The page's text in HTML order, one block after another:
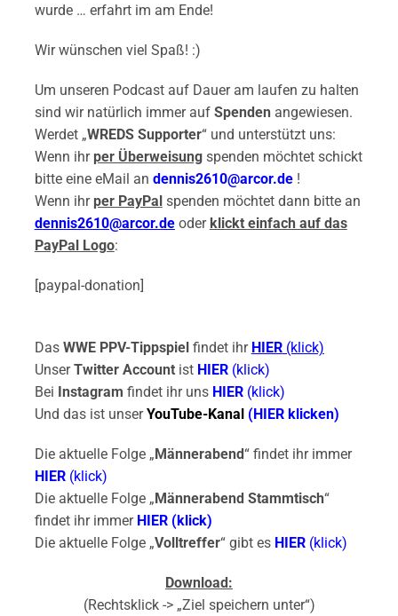
wurde … erfahrt im am Ende!
Wir wünschen viel Spaß! :)
Um unseren Podcast auf Dauer am laufen zu halten
sind wir natürlich immer auf Spenden angewiesen.
Werdet „WREDS Supporter“ und unterstützt uns:
Wenn ihr per Überweisungspenden möchtet schickt
bitte eine eMail an dennis2610@arcor.de!
Wenn ihr per PayPalspenden möchtet dann bitte an
dennis2610@arcor.deoder klickt einfach auf das
PayPal Logo:
[paypal-donation]
Das WWE PPV-Tippspielfindet ihr HIER(klick)
UnserTwitter Accountist HIER(klick)
Bei Instagram findet ihr uns HIER(klick)
Und das ist unserYouTube-Kanal (HIER klicken)
Die aktuelle Folge „Männerabend“ findet ihr immer
HIER(klick)
Die aktuelle Folge „Männerabend Stammtisch“
findet ihr immer HIER (klick)
Die aktuelle Folge „Volltreffer“ gibt es HIER(klick)
Download:
(Rechtsklick -> „Ziel speichern unter“)